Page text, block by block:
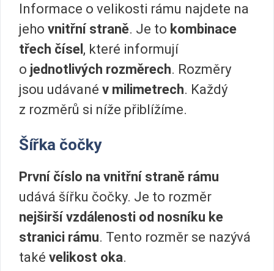
Informace o velikosti rámu najdete na
jeho vnitřní straně. Je to kombinace
třech čísel , které informují
o jednotlivých rozměrech. Rozměry
jsou udávané v milimetrech. Každý
z rozměrů si níže přiblížíme.
Šířka čočky
První číslo na vnitřní straně rámu
udává šířku čočky. Je to rozměr
nejširší vzdálenosti od nosníku ke
stranici rámu. Tento rozměr se nazývá
také velikost oka.